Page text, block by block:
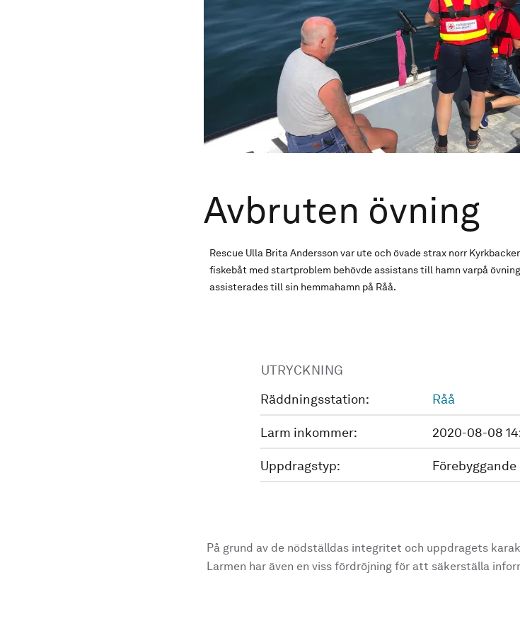
Avbruten övning
Rescue Ulla Brita Andersson var ute och övade strax norr
fiskebåt med startproblem behövde assistans till hamn varpå
assisterades till sin hemmahamn på Råå.
UTRYCKNING
Räddningsstation:
Råå
Larm inkommer: 2020-08-08
Uppdragstyp:
På grund av de nödställdas integritet och uppdragets
Larmen har även en viss fördröjning för att säkerställa